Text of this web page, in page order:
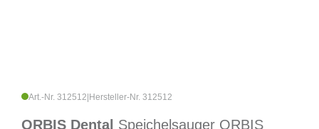
Art.-Nr. 312512 Hersteller-Nr. 312512
ORBIS Dental Speichelsauger ORBIS